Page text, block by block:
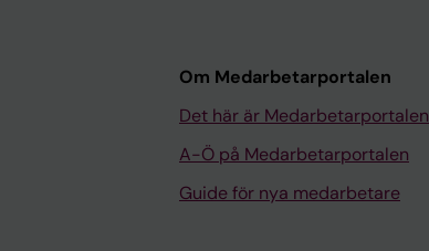
Om Medarbetarportalen
Det här är Medarbetarportalen
A-Ö på Medarbetarportalen
Guide för nya medarbetare